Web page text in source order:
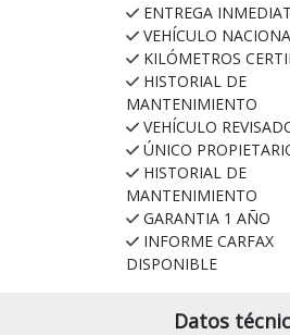
ENTREGA
VEHÍCULO
KILÓMETROS
HISTORIAL DE
MANTENIMIENTO
VEHÍCULO
ÚNICO
HISTORIAL DE
MANTENIMIENTO
GARANTIA 1 AÑO
INFORME CARFAX
DISPONIBLE
Datos